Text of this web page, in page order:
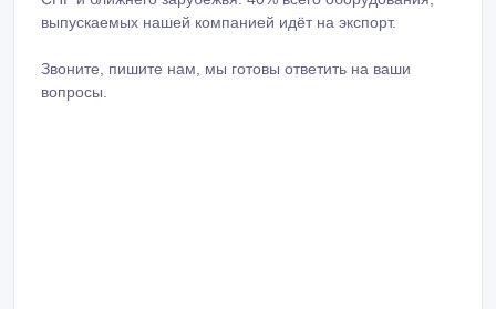
выпускаемых нашей компанией идёт на экспорт.
Звоните, пишите нам, мы готовы ответить на ваши
вопросы.